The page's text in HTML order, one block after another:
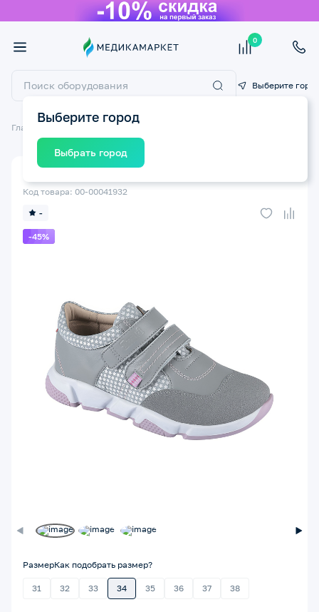
0
Выберите город
Выберите город
Выбрать город
Главная Ортопедические изделия
-45%
-
Код товара: 00-00041932
РазмерКак подобрать размер?
31 32 33 34 35 36 37 38